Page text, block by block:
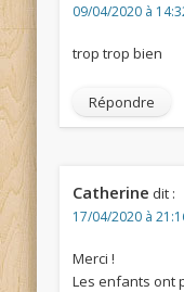
09/04/2020 à
trop trop bien
Répondre
Catherine dit :
17/04/2020 à
Merci !
Les enfants ont